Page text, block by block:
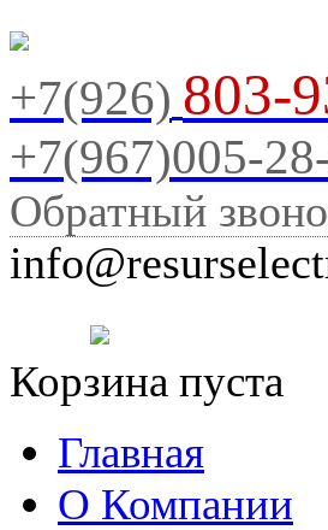
+7(926) 803-
+7(967)005-
Обратный
Корзина пуста
Главная
О Компании